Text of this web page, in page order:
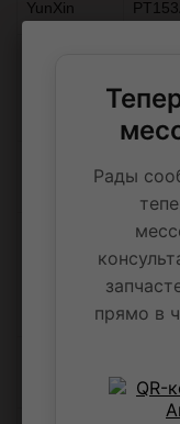
YunXin
Рады
прямо в